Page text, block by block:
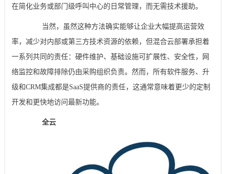
在简化业务或部门级呼叫中心的日常管理，而无需技术援助。
当然，虽然这种方法确实能够让企业大幅提高运营效
率，减少对内部或第三方技术资源的依赖，但混合云部署承担着
一系列共同的责任：硬件维护、基础设施可扩展性、安全性，网
络监控和故障排除仍由采购组织负责。然而，所有软件服务、升
级和CRM集成都是SaaS提供商的责任，这通常意味着更少的定制
开发和更快地访问最新功能。
全云